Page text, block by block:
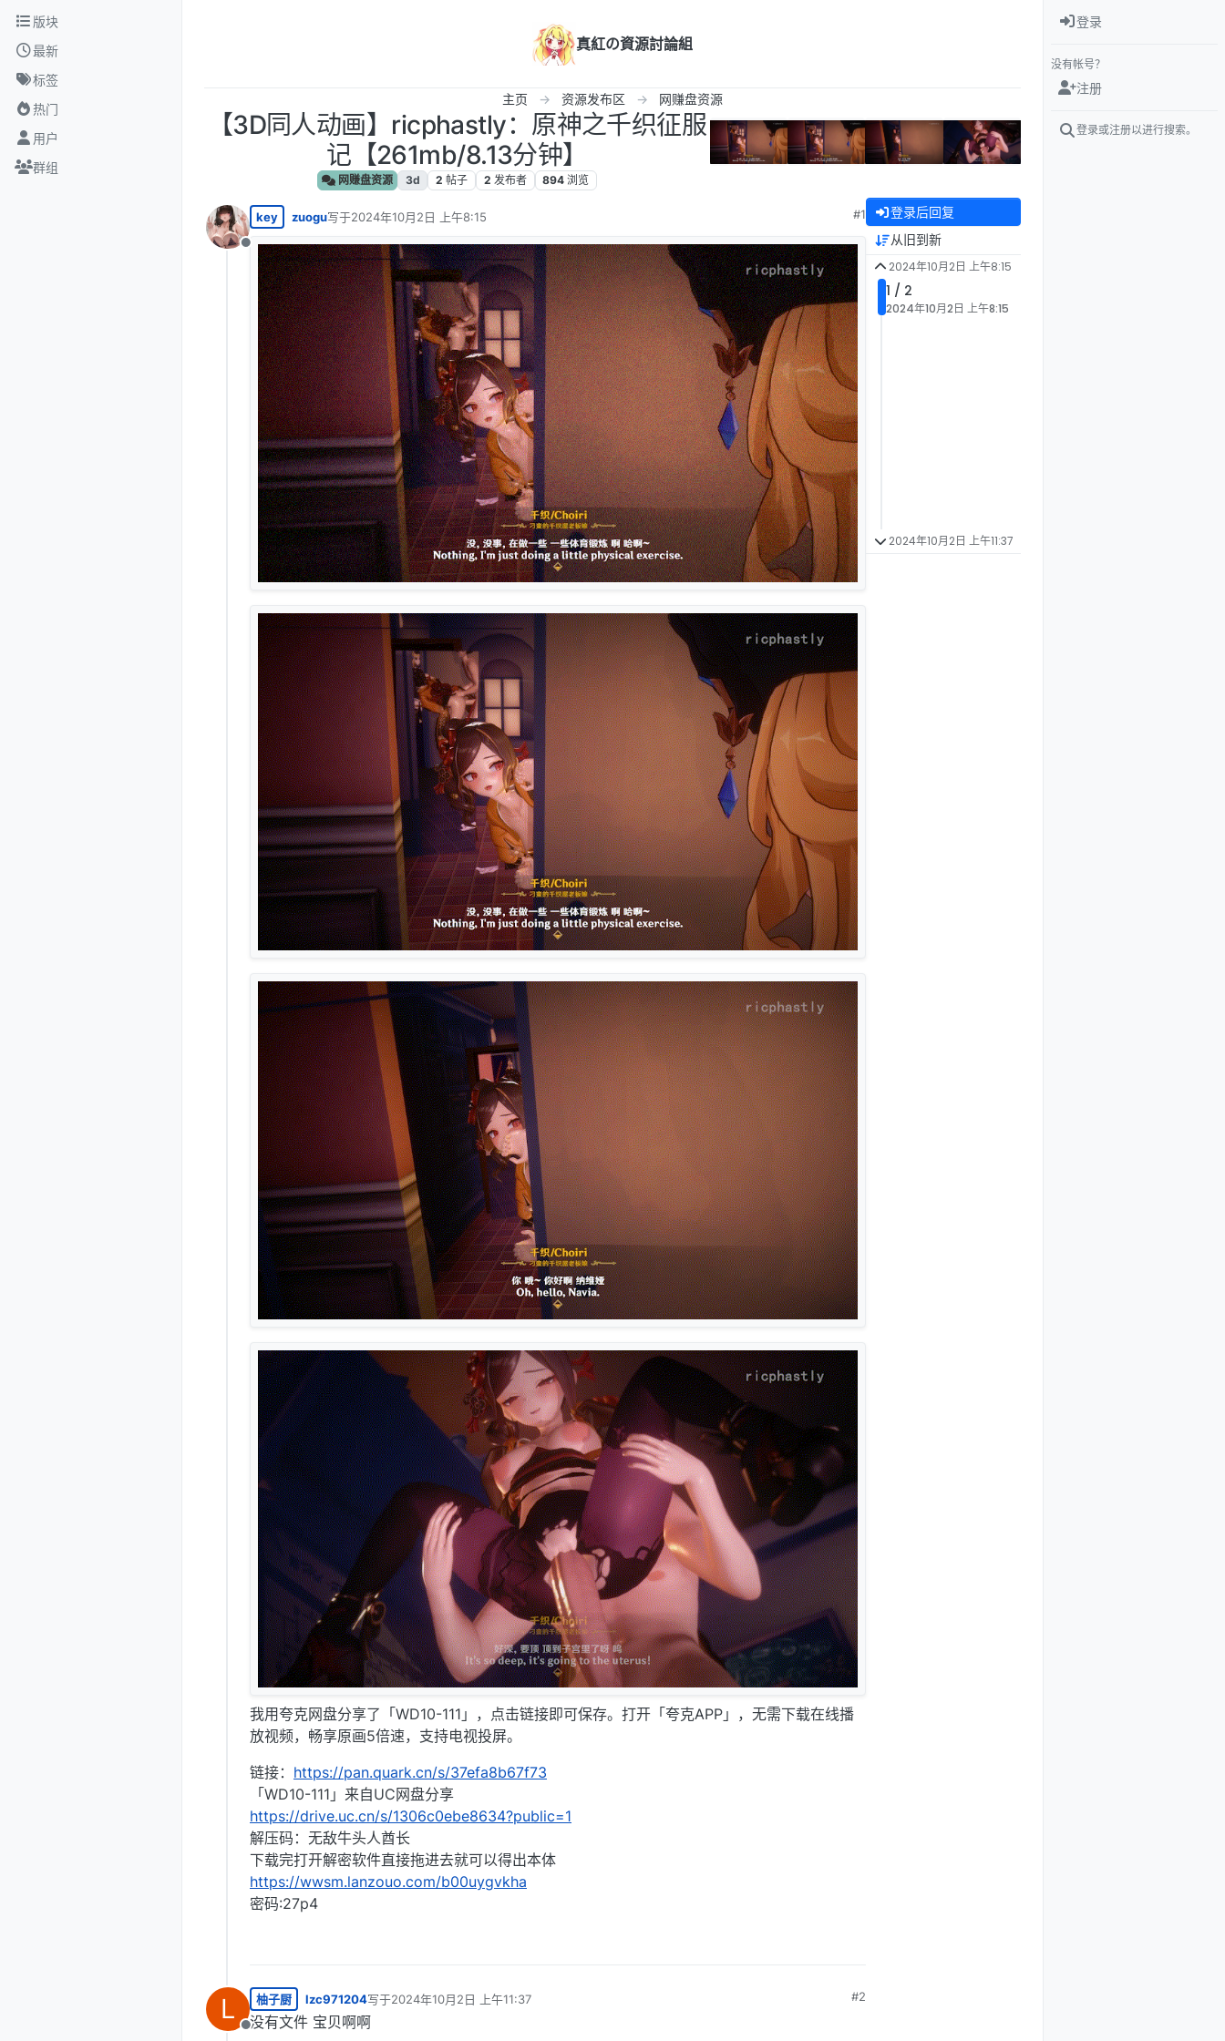
跳转至内容
版块
最新
标签
热门
用户
群组
真紅の資源討論組
主页 资源发布区 网赚盘资源
【3D同人动画】ricphastly：原神之千织征服
记【261mb/8.13分钟】
网赚盘资源 3d 2 帖子 2 发布者 894 浏览
离线
key zuogu写于2024年10月2日 上午8:15
最后由 编辑
#1
我用夸克网盘分享了「WD10-111」，点击链接即可保存。打开「夸克APP」，无需下载在线播
放视频，畅享原画5倍速，支持电视投屏。
链接： https://pan.quark.cn/s/37efa8b67f73
「WD10-111」来自UC网盘分享
https://drive.uc.cn/s/1306c0ebe8634?public=1
解压码：无敌牛头人酋长
下载完打开解密软件直接拖进去就可以得出本体
https://wwsm.lanzouo.com/b00uygvkha
密码:27p4
L
离线
柚子厨 lzc971204写于2024年10月2日 上午11:37
最后由 编辑
#2
没有文件 宝贝啊啊
登录后回复
从旧到新
2024年10月2日 上午8:15
1 / 2
2024年10月2日 上午8:15
2024年10月2日 上午11:37
登录
没有帐号？
注册
登录或注册以进行搜索。